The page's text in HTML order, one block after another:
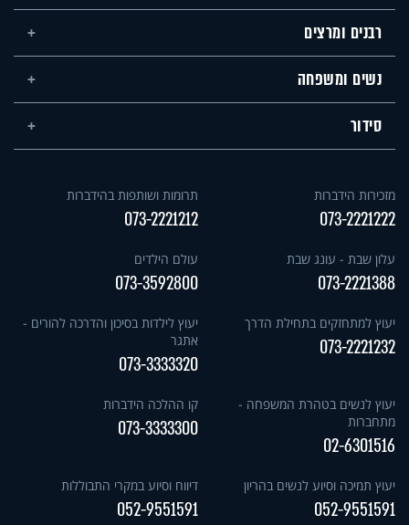
רבנים ומרצים
נשים ומשפחה
סידור
מזכירות הידברות
073-2221222
תרומות ושותפות בהידברות
073-2221212
עלון שבת - עונג שבת
073-2221388
עולם הילדים
073-3592800
יעוץ למתחזקים בתחילת הדרך
073-2221232
יעוץ לילדות בסיכון והדרכה להורים -
אתגר
073-3333320
יעוץ לנשים בטהרת המשפחה -
מתחברות
02-6301516
קו ההלכה הידברות
073-3333300
יעוץ תמיכה וסיוע לנשים בהריון
052-9551591
דיווח וסיוע במקרי התבוללות
052-9551591